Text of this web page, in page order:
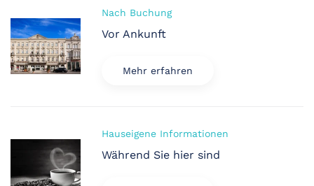
Nach Buchung
Vor Ankunft
Mehr erfahren
Hauseigene Informationen
Während Sie hier sind